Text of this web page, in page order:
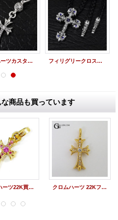
クロムハーツカスタム 1ボール タイニーCHクロス パヴェダイヤ フィリグリークロスカスタム ブルーサファイア
商品も買っています
クロムハーツ22K買取 | ベイビーファットクロス ルビー クロムハーツ 22Kファットクロス パヴェダイヤ インボイス原本